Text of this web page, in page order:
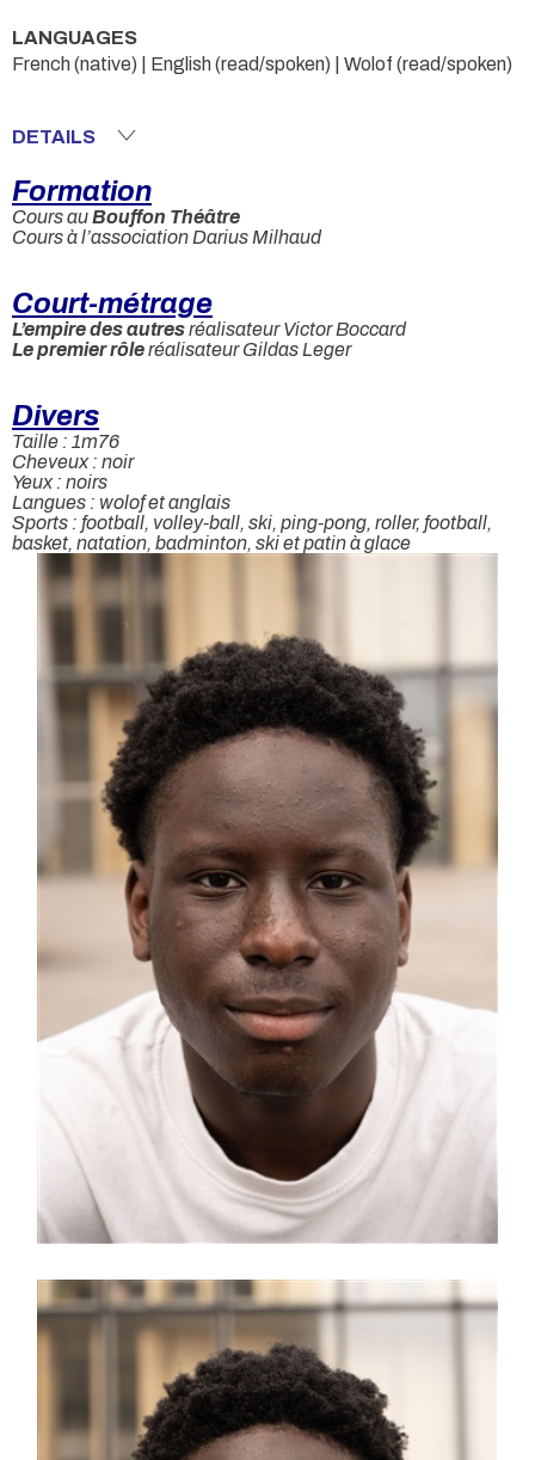
LANGUAGES
French (native) | English (read/spoken) | Wolof (read/spoken)
DETAILS
Formation
Cours auBouffon Théâtre
Cours à l’association Darius Milhaud
Court-métrage
L’empire des autresréalisateur Victor Boccard
Le premier rôleréalisateur Gildas Leger
Divers
Taille : 1m76
Cheveux : noir
Yeux : noirs
Langues : wolof et anglais
Sports : football, volley-ball, ski, ping-pong, roller, football,
basket, natation, badminton, ski et patin à glace